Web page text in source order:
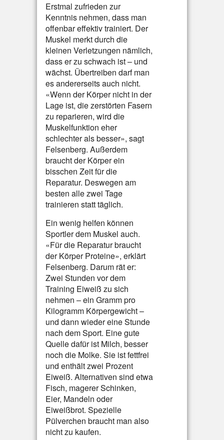
Erstmal zufrieden zur
Kenntnis nehmen, dass man
offenbar effektiv trainiert. Der
Muskel merkt durch die
kleinen Verletzungen nämlich,
dass er zu schwach ist – und
wächst. Übertreiben darf man
es andererseits auch nicht.
«Wenn der Körper nicht in der
Lage ist, die zerstörten Fasern
zu reparieren, wird die
Muskelfunktion eher
schlechter als besser», sagt
Felsenberg. Außerdem
braucht der Körper ein
bisschen Zeit für die
Reparatur. Deswegen am
besten alle zwei Tage
trainieren statt täglich.
Ein wenig helfen können
Sportler dem Muskel auch.
«Für die Reparatur braucht
der Körper Proteine», erklärt
Felsenberg. Darum rät er:
Zwei Stunden vor dem
Training Eiweiß zu sich
nehmen – ein Gramm pro
Kilogramm Körpergewicht –
und dann wieder eine Stunde
nach dem Sport. Eine gute
Quelle dafür ist Milch, besser
noch die Molke. Sie ist fettfrei
und enthält zwei Prozent
Eiweiß. Alternativen sind etwa
Fisch, magerer Schinken,
Eier, Mandeln oder
Eiweißbrot. Spezielle
Pülverchen braucht man also
nicht zu kaufen.